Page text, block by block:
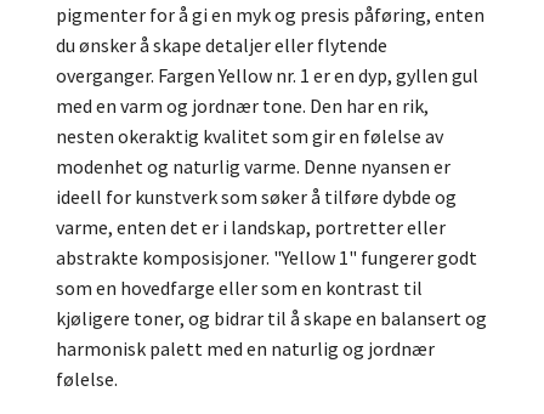
pigmenter for å gi en myk og presis påføring, enten
du ønsker å skape detaljer eller flytende
overganger. Fargen Yellow nr. 1 er en dyp, gyllen gul
med en varm og jordnær tone. Den har en rik,
nesten okeraktig kvalitet som gir en følelse av
modenhet og naturlig varme. Denne nyansen er
ideell for kunstverk som søker å tilføre dybde og
varme, enten det er i landskap, portretter eller
abstrakte komposisjoner. "Yellow 1" fungerer godt
som en hovedfarge eller som en kontrast til
kjøligere toner, og bidrar til å skape en balansert og
harmonisk palett med en naturlig og jordnær
følelse.